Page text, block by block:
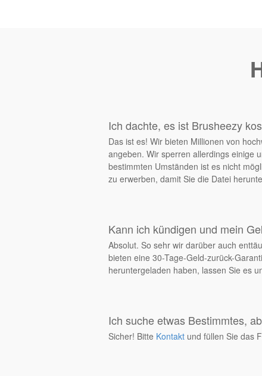
Ich dachte, es ist Brusheezy
Das ist es! Wir bieten Millionen von
angeben. Wir sperren allerdings einige
bestimmten Umständen ist es nicht
zu erwerben, damit Sie die Datei
Kann ich kündigen und mein
Absolut. So sehr wir darüber auch
bieten eine 30-Tage-Geld-zurück-
heruntergeladen haben, lassen Sie es
Ich suche etwas Bestimmtes,
Sicher! Bitte Kontakt und füllen Sie das